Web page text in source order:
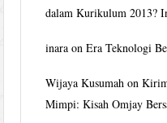
dalam Kurikulum 2013?
inara onEra Teknologi
Wijaya Kusumah on
Mimpi: Kisah Omjay